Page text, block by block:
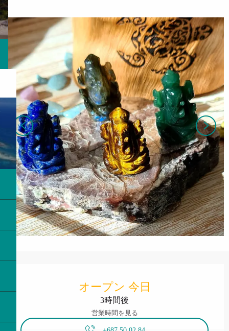
オープン 今日
3時間後
営業時間を見る